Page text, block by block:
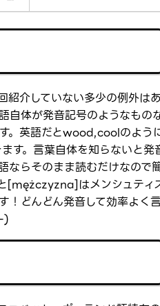
紹介していない多少の例外は
自体が発音記号のようなもの
。英語だとwood,coolのよう
す。言葉自体を知らないと発
ならそのまま読むだけなので
[mężczyzna]はメンシュティ
！どんどん発音して効率よく
)